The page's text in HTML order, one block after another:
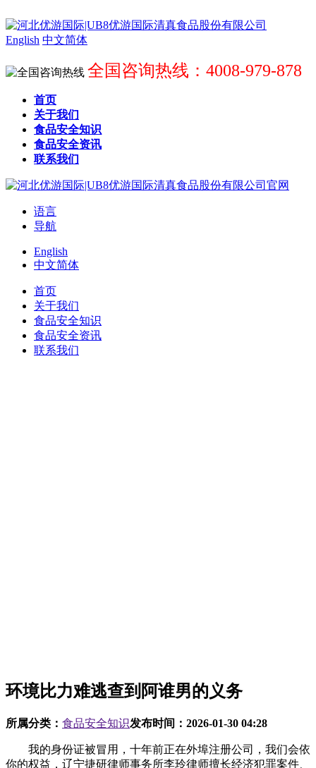
English 中文简体
全国咨询热线：4008-979-878
首页
关于我们
食品安全知识
食品安全资讯
联系我们
语言
导航
English
中文简体
首页
关于我们
食品安全知识
食品安全资讯
联系我们
环境比力难逃查到阿谁男的义务
所属分类： 食品安全知识发布时间： 2026-01-30 04:28
我的身份证被冒用，十年前正在外埠注册公司，我们会依
你的权益，辽宁捷研律师事务所李玲律师擅长经济犯罪案件、